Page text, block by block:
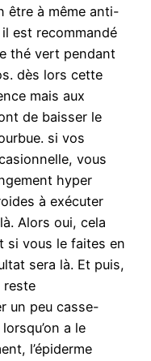
être à même anti-
est recommandé
thé vert pendant
dès lors cette
mais aux
de baisser le
si vos
vous
hyper
à exécuter
Alors oui, cela
si vous le faites en
sera là. Et puis,
reste
un peu casse-
a le
l’épiderme